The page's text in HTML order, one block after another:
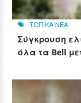
ΤΟΠΙΚΑ ΝΕΑ
Σύγκρουση
όλα τα Bell